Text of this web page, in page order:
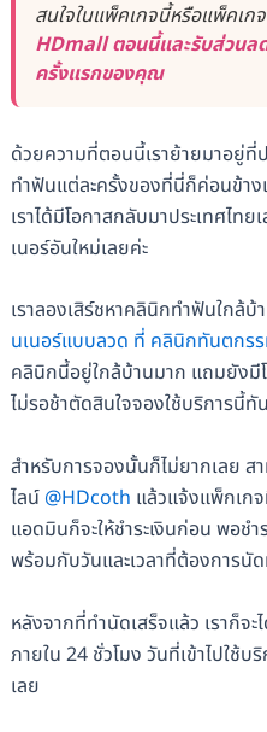
สนใจในแพ็คเกจนี้หรือแพ็คเก
HDmall ตอนนี้และรับส่วนล
ครั้งแรกของคุณ
ด้วยความที่ตอนนี้เราย้ายมาอยู่ที่
ทำฟันแต่ละครั้งของที่นี่ก็ค่อนข้า
เราได้มีโอกาสกลับมาประเทศไท
เนอร์อันใหม่เลยค่ะ
เราลองเสิร์ชหาคลินิกทำฟันใกล้
นเนอร์แบบลวด ที่ คลินิกทันตกร
คลินิกนี้อยู่ใกล้บ้านมาก แถมยังมี
ไม่รอช้าตัดสินใจจองใช้บริการนี้ทั
สำหรับการจองนั้นก็ไม่ยากเลย
ไลน์ @HDcoth แล้วแจ้งแพ็กเก
แอดมินก็จะให้ชำระเงินก่อน พอช
พร้อมกับวันและเวลาที่ต้องการนั
หลังจากที่ทำนัดเสร็จแล้ว เราก็จ
ภายใน 24 ชั่วโมง วันที่เข้าไปใช้
เลย